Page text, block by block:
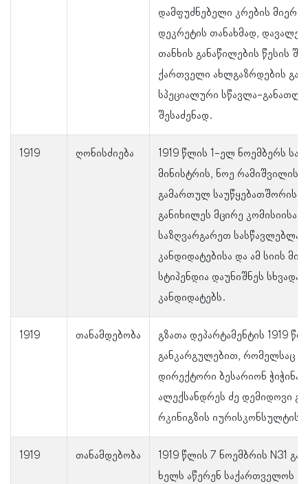
დამფუძნებელი კრების მიერ
დეკრეტის თანახმად,
თანხის განაწილების წესის
ქართველი ახლგაზრდების
სპეციალური სწავლა-
შესაძენად.
1919 ღონისძიება
1919 წლის 1-ელ ნოემბერს
მინისტრის, ნოე რამიშვილის
გამართულ საუწყებათშორისი
განიხილეს მცირე
საზღვარგარეთ
კანდიდატებისა და ამ სიის
სტიპენდია დაუნიშნეს
კანდიდატებს.
1919 თანამდებობა
გზათა დეპარტამენტის 1919
განკარგულებით, რომელსაც
დირექტორი ბესარიონ
ალექსანდრეს ძე დემიდოვი
რკინიგზის იურისკონსულტის
1919 თანამდებობა
1919 წლის 7 ნოემბრის N31
ხელს აწერენ საქართველოს